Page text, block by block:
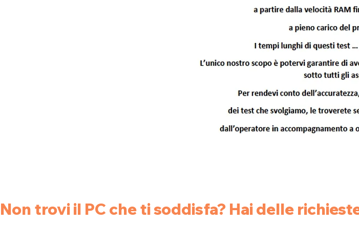
Non trovi il PC che ti soddisfa? Hai delle